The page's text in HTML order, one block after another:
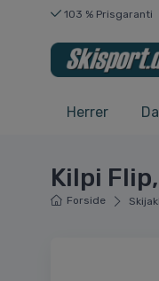
103 % Prisgaranti
Herrer
Kilpi
Forside